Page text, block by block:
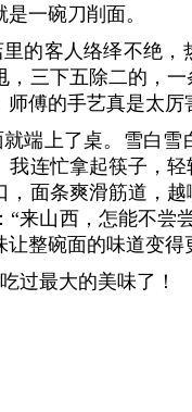
一碗刀削面。
的客人络绎不绝
三下五除二的，
傅的手艺真是太厉
端上了桌。雪白
连忙拿起筷子，
面条爽滑筋道，
来山西，怎能不尝
整碗面的味道变得
过最大的美味了！